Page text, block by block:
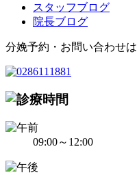
スタッフブログ
院長ブログ
分娩予約・お問い合わせは
09:00～12:00